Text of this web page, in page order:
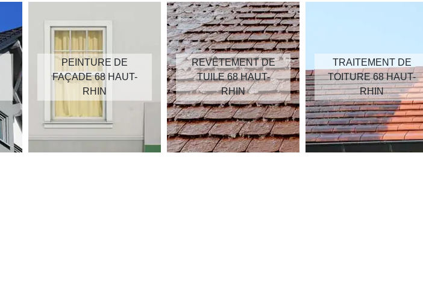
PEINTURE DE
FAÇADE 68 HAUT-
RHIN
REVÊTEMENT DE
TUILE 68 HAUT-
RHIN
TRAITEMENT DE
TOITURE 68 HAUT-
RHIN